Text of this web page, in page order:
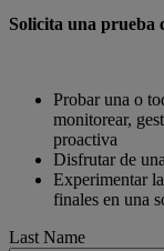
Solicita una prueba
Probar una o
monitorear,
proactiva
Disfrutar de
Experimentar
finales en una
Last Name